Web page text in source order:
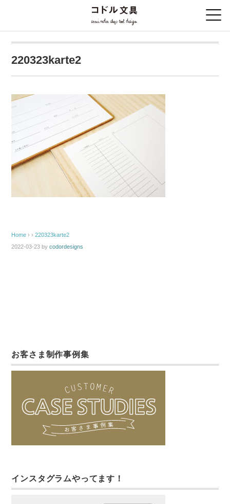
220323karte2
Home › ›220323karte2
2022-03-23 bycodordesigns
お客さま制作事例集
インスタグラムやってます！